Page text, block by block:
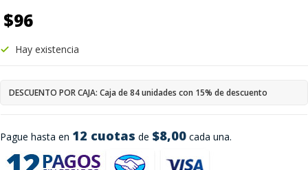
$96
Pague hasta en 12 cuotas de $8,00 cada una.
Hay existencia
DESCUENTO POR CAJA: Caja de 84 unidades con 15% de descuento